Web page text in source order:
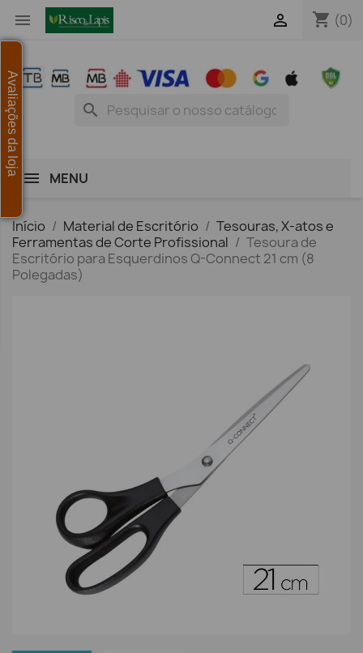
 shopping_cart (0)

search
MENU
Início Material de Escritório
Tesouras, X-atos e
Ferramentas de Corte Profissional
Tesoura de
Escritório para Esquerdinos Q-Connect 21 cm (8
Polegadas)
Avaliações da loja